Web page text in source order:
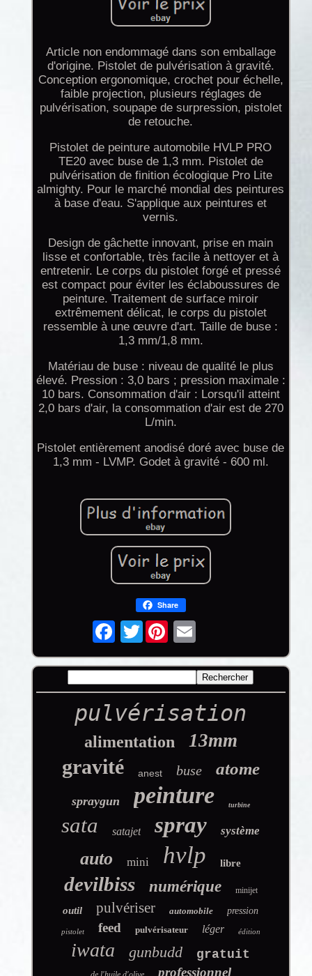
Article non endommagé dans son emballage
d'origine. Pistolet de pulvérisation à gravité.
Conception ergonomique, crochet pour échelle,
faible projection, plusieurs réglages de
pulvérisation, soupape de surpression, pistolet
de retouche.
Pistolet de peinture automobile HVLP PRO
TE20 avec buse de 1,3 mm. Pistolet de
pulvérisation de finition écologique Pro Lite
almighty. Pour le marché mondial des peintures
à base d'eau. S'applique aux peintures et
vernis.
Design de gâchette innovant, prise en main
lisse et confortable, très facile à nettoyer et à
entretenir. Le corps du pistolet forgé et pressé
est compact pour éviter les éclaboussures de
peinture. Traitement de surface miroir
extrêmement délicat, le corps du pistolet
ressemble à une œuvre d'art. Taille de buse :
1,3 mm/1,8 mm.
Matériau de buse : niveau de qualité le plus
élevé. Pression : 3,0 bars ; pression maximale :
10 bars. Consommation d'air : Lorsqu'il atteint
2,0 bars d'air, la consommation d'air est de 270
L/min.
Pistolet entièrement anodisé doré avec buse de
1,3 mm - LVMP. Godet à gravité - 600 ml.
Share
Twitter
pulvérisation
alimentation 13mm
gravité anest buse atome
spraygun peinture turbine
sata satajet spray système
auto mini hvlp libre
devilbiss numérique minijet
outil pulvériser automobile pression
pistolet feed pulvérisateur léger édition
iwata gunbudd gratuit
professionnel